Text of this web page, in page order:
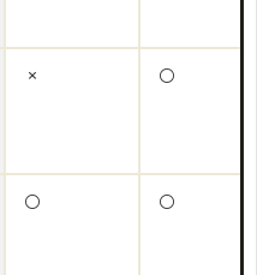
× ○
○ ○